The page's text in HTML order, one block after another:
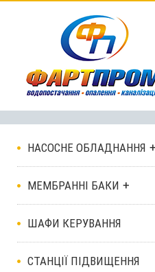
НАСОСНЕ ОБЛАДНАННЯ
МЕМБРАННІ БАКИ
ШАФИ КЕРУВАННЯ
СТАНЦІЇ ПІДВИЩЕННЯ